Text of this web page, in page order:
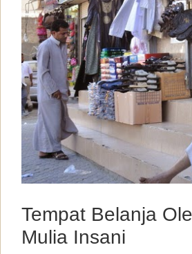
Tempat Belanja
Mulia Insani